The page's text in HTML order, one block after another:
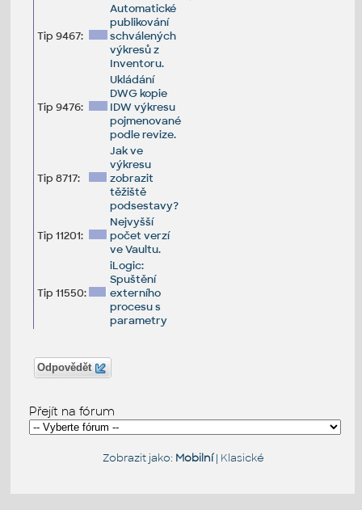
Tip 9467:
Automatické
publikování
schválených
výkresů z
Inventoru.
Tip 9476:
Ukládání
DWG kopie
IDW výkresu
pojmenované
podle revize.
Tip 8717:
Jak ve
výkresu
zobrazit
těžiště
podsestavy?
Tip 11201:
Nejvyšší
počet verzí
ve Vaultu.
Tip 11550:
iLogic:
Spuštění
externího
procesu s
parametry
Odpovědět
Přejít na fórum
Zobrazit jako: Mobilní| Klasické